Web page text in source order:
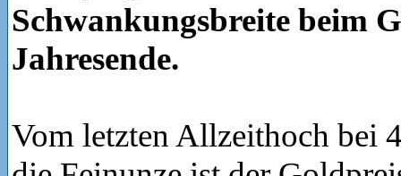
Schwankungsbreite beim
Jahresende.
Vom letzten Allzeithoch bei